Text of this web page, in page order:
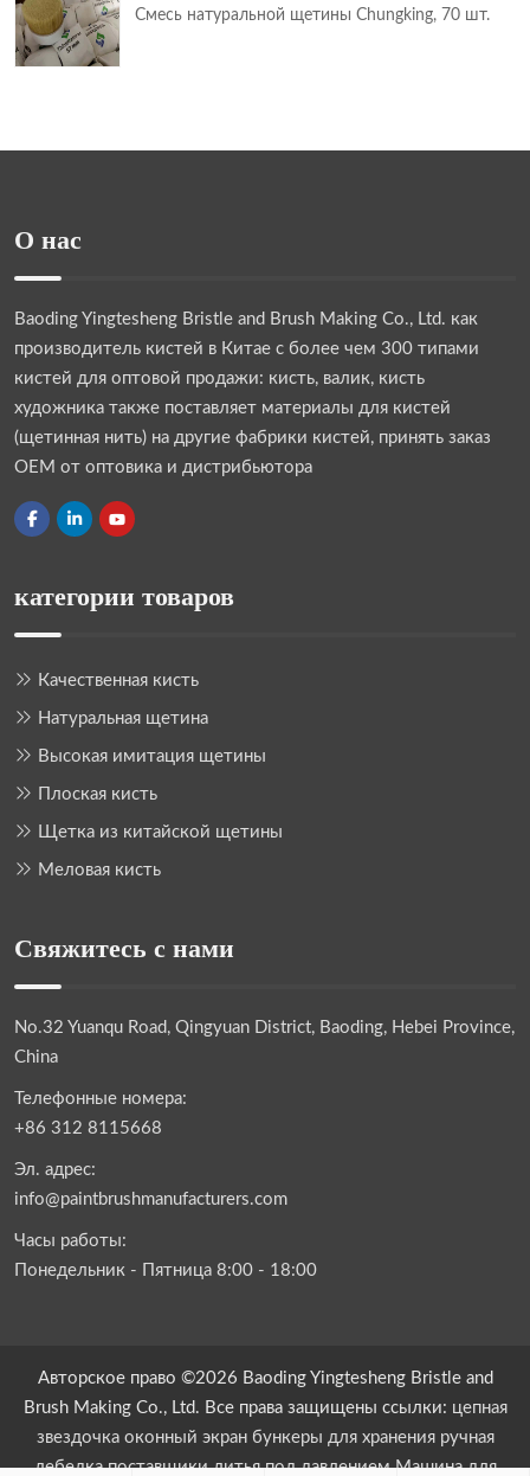
Смесь натуральной щетины Chungking, 70 шт.
О нас
Baoding Yingtesheng Bristle and Brush Making Co., Ltd. как
производитель кистей в Китае с более чем 300 типами
кистей для оптовой продажи: кисть, валик, кисть
художника также поставляет материалы для кистей
(щетинная нить) на другие фабрики кистей, принять заказ
OEM от оптовика и дистрибьютора
категории товаров
Качественная кисть
Натуральная щетина
Высокая имитация щетины
Плоская кисть
Щетка из китайской щетины
Меловая кисть
Свяжитесь с нами
No.32 Yuanqu Road, Qingyuan District, Baoding, Hebei Province,
China
Телефонные номера:
+86 312 8115668
Эл. адрес:
info@paintbrushmanufacturers.com
Часы работы:
Понедельник - Пятница 8:00 - 18:00
Авторское право ©2026 Baoding Yingtesheng Bristle and
Brush Making Co., Ltd. Все права защищены ссылки: цепная
звездочка оконный экран бункеры для хранения ручная
лебедка поставщики литья под давлением Машина для